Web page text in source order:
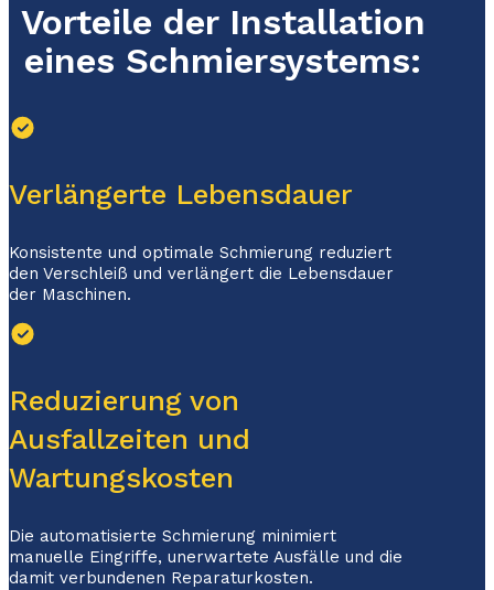
Vorteile der Installation
eines Schmiersystems:
Verlängerte Lebensdauer
Konsistente und optimale Schmierung reduziert
den Verschleiß und verlängert die Lebensdauer
der Maschinen.
Reduzierung von
Ausfallzeiten und
Wartungskosten
Die automatisierte Schmierung minimiert
manuelle Eingriffe, unerwartete Ausfälle und die
damit verbundenen Reparaturkosten.